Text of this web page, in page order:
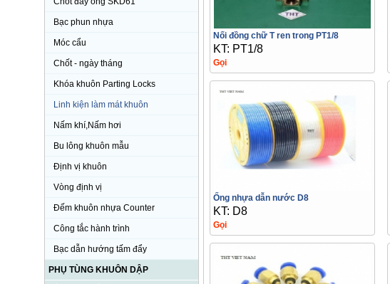
Bạc phun nhựa
Móc cẩu
Chốt - ngày tháng
Khóa khuôn Parting Locks
Linh kiện làm mát khuôn
Nấm khí,Nấm hơi
Bu lông khuôn mẫu
Định vị khuôn
Vòng định vị
Đếm khuôn nhựa Counter
Công tắc hành trình
Bạc dẫn hướng tấm đẩy
PHỤ TÙNG KHUÔN DẬP
Nối đồng chữ T ren trong PT1/8
KT: PT1/8
Gọi
Ống nhựa dẫn nước D8
KT: D8
Gọi